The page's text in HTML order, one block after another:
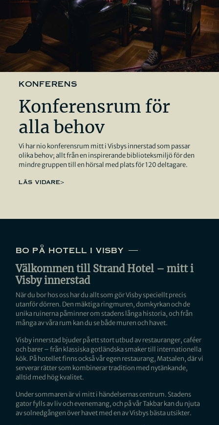
konferens
Konferensrum för
alla behov
Vi har nio konferensrum mitt i Visbys innerstad som passar
olika behov; allt från en inspirerande biblioteksmiljö för den
mindre gruppen till en hörsal med plats för 120 deltagare.
LÄS VIDARE>
bo på hotell i visby
Välkommen till Strand Hotel – mitt i
Visby innerstad
När du bor hos oss har du allt som gör Visby speciellt precis
utanför dörren. Den mäktiga ringmuren, domkyrkan och de
unika ruinerna påminner om stadens långa historia, och från
många av våra rum kan du se både muren och havet.
Visby innerstad bjuder på ett stort utbud av restauranger, caféer
och barer – från klassiska gotländska smaker till internationella
kök. På hotellet finns också vår egen restaurang, Matsalen, där vi
serverar rätter som kombinerar tradition med nytänkande,
alltid med hög kvalitet.
Under sommaren är vi mitt i händelsernas centrum. Stadens
gator fylls av liv och evenemang, och på vår Takbar kan du njuta
av solnedgången över havet med en av Visbys bästa utsikter.